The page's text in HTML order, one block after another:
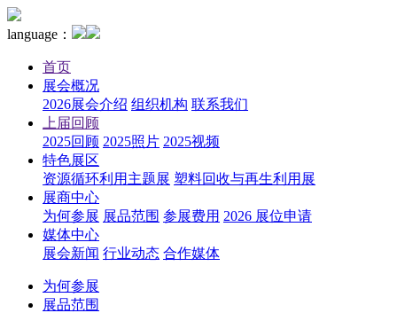
language：
首页
展会概况
2026展会介绍 组织机构 联系我们
上届回顾
2025回顾 2025照片 2025视频
特色展区
资源循环利用主题展 塑料回收与再生利用展
展商中心
为何参展 展品范围 参展费用 2026 展位申请
媒体中心
展会新闻 行业动态 合作媒体
为何参展
展品范围